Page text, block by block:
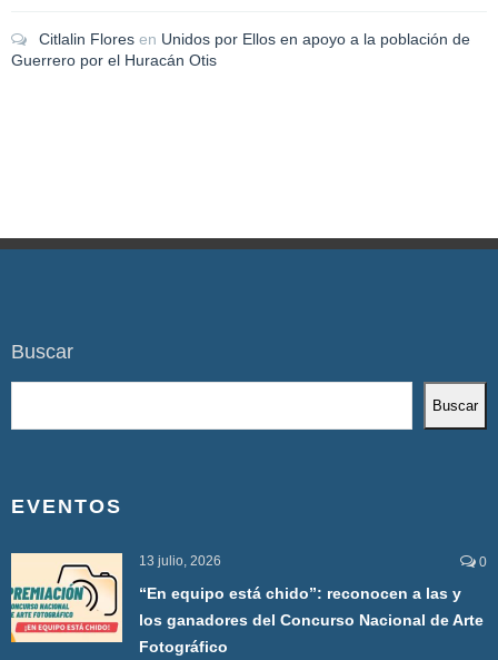
Citlalin Flores en Unidos por Ellos en apoyo a la población de
Guerrero por el Huracán Otis
Buscar
Buscar
EVENTOS
13 julio, 2026 0
“En equipo está chido”: reconocen a las y
los ganadores del Concurso Nacional de Arte
Fotográfico